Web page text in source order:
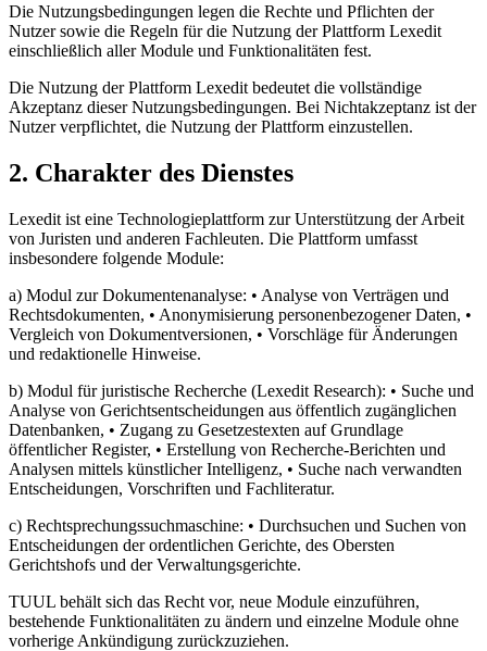
Die Nutzungsbedingungen legen die Rechte und Pflichten der
Nutzer sowie die Regeln für die Nutzung der Plattform Lexedit
einschließlich aller Module und Funktionalitäten fest.
Die Nutzung der Plattform Lexedit bedeutet die vollständige
Akzeptanz dieser Nutzungsbedingungen. Bei Nichtakzeptanz ist der
Nutzer verpflichtet, die Nutzung der Plattform einzustellen.
2. Charakter des Dienstes
Lexedit ist eine Technologieplattform zur Unterstützung der Arbeit
von Juristen und anderen Fachleuten. Die Plattform umfasst
insbesondere folgende Module:
a) Modul zur Dokumentenanalyse: • Analyse von Verträgen und
Rechtsdokumenten, • Anonymisierung personenbezogener Daten, •
Vergleich von Dokumentversionen, • Vorschläge für Änderungen
und redaktionelle Hinweise.
b) Modul für juristische Recherche (Lexedit Research): • Suche und
Analyse von Gerichtsentscheidungen aus öffentlich zugänglichen
Datenbanken, • Zugang zu Gesetzestexten auf Grundlage
öffentlicher Register, • Erstellung von Recherche-Berichten und
Analysen mittels künstlicher Intelligenz, • Suche nach verwandten
Entscheidungen, Vorschriften und Fachliteratur.
c) Rechtsprechungssuchmaschine: • Durchsuchen und Suchen von
Entscheidungen der ordentlichen Gerichte, des Obersten
Gerichtshofs und der Verwaltungsgerichte.
TUUL behält sich das Recht vor, neue Module einzuführen,
bestehende Funktionalitäten zu ändern und einzelne Module ohne
vorherige Ankündigung zurückzuziehen.